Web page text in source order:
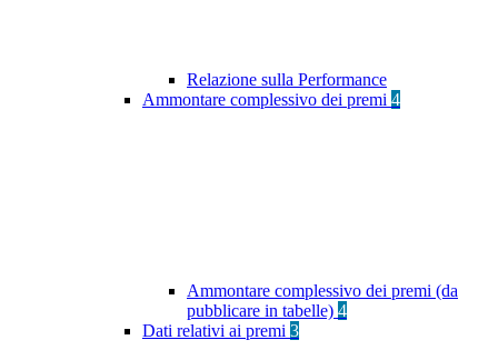
Relazione sulla Performance
Ammontare complessivo dei premi 4
Ammontare complessivo dei premi (da
pubblicare in tabelle) 4
Dati relativi ai premi 3